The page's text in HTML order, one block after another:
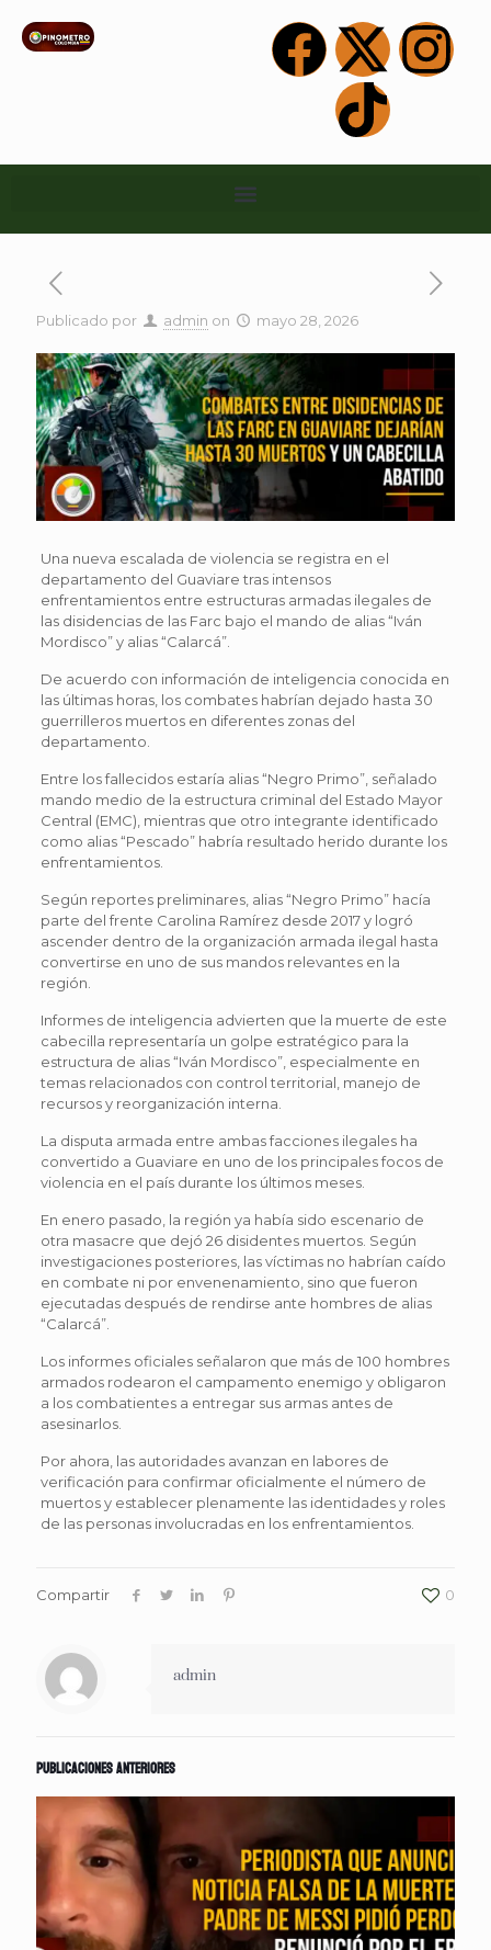
Publicado por admin on mayo 28, 2026
Una nueva escalada de violencia se registra en el
departamento del Guaviare tras intensos
enfrentamientos entre estructuras armadas ilegales de
las disidencias de las Farc bajo el mando de alias “Iván
Mordisco” y alias “Calarcá”.
De acuerdo con información de inteligencia conocida en
las últimas horas, los combates habrían dejado hasta 30
guerrilleros muertos en diferentes zonas del
departamento.
Entre los fallecidos estaría alias “Negro Primo”, señalado
mando medio de la estructura criminal del Estado Mayor
Central (EMC), mientras que otro integrante identificado
como alias “Pescado” habría resultado herido durante los
enfrentamientos.
Según reportes preliminares, alias “Negro Primo” hacía
parte del frente Carolina Ramírez desde 2017 y logró
ascender dentro de la organización armada ilegal hasta
convertirse en uno de sus mandos relevantes en la
región.
Informes de inteligencia advierten que la muerte de este
cabecilla representaría un golpe estratégico para la
estructura de alias “Iván Mordisco”, especialmente en
temas relacionados con control territorial, manejo de
recursos y reorganización interna.
La disputa armada entre ambas facciones ilegales ha
convertido a Guaviare en uno de los principales focos de
violencia en el país durante los últimos meses.
En enero pasado, la región ya había sido escenario de
otra masacre que dejó 26 disidentes muertos. Según
investigaciones posteriores, las víctimas no habrían caído
en combate ni por envenenamiento, sino que fueron
ejecutadas después de rendirse ante hombres de alias
“Calarcá”.
Los informes oficiales señalaron que más de 100 hombres
armados rodearon el campamento enemigo y obligaron
a los combatientes a entregar sus armas antes de
asesinarlos.
Por ahora, las autoridades avanzan en labores de
verificación para confirmar oficialmente el número de
muertos y establecer plenamente las identidades y roles
de las personas involucradas en los enfrentamientos.
Compartir 0
admin
Publicaciones anteriores